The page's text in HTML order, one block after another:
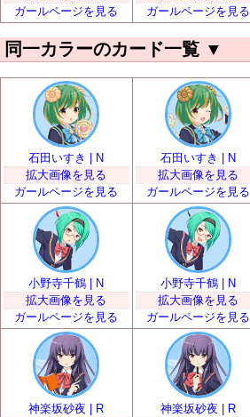
ガールページを見る
ガールページを見る
同一カラーのカード一覧 ▼
石田いすき | N
拡大画像を見る
ガールページを見る
石田いすき | N
拡大画像を見る
ガールページを見る
小野寺千鶴 | N
拡大画像を見る
ガールページを見る
小野寺千鶴 | N
拡大画像を見る
ガールページを見る
神楽坂砂夜 | R
神楽坂砂夜 | R